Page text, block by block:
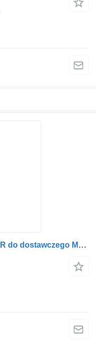
Drzwi Mercedes-Benz SPRINTER do dostawczego Mercedes-Benz Sprinter Crafter